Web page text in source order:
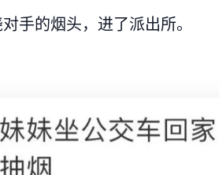
手的烟头，进了派出所。